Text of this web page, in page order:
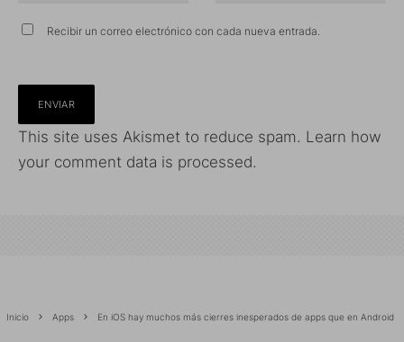
Recibir un correo electrónico con cada nueva entrada.
This site uses Akismet to reduce spam. Learn how
your comment data is processed.
Inicio Apps En iOS hay muchos más cierres inesperados de apps que en Android